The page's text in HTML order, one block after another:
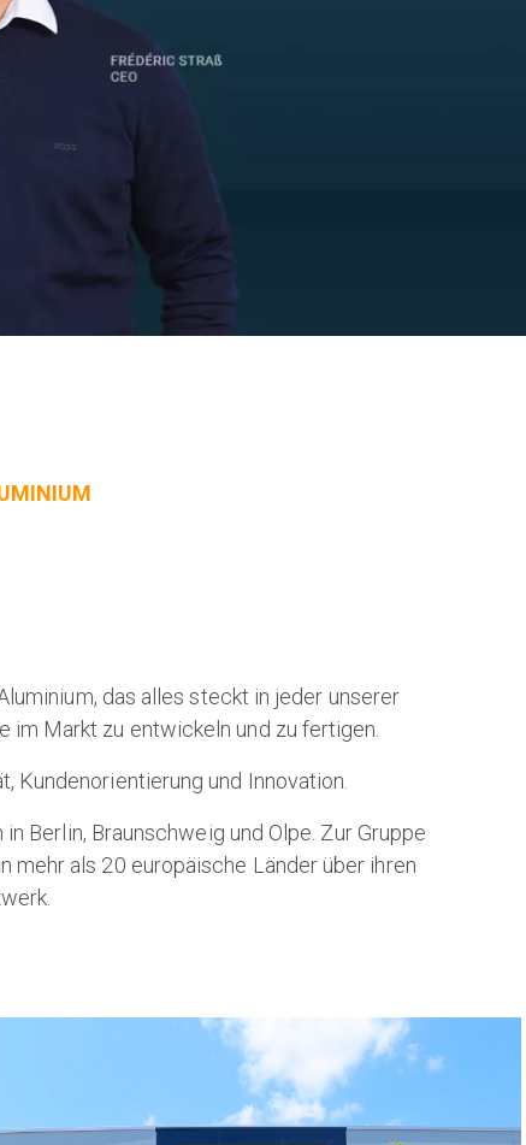
das alles steckt in jeder unserer
Markt zu entwickeln und zu fertigen.
und Innovation.
Berlin, Braunschweig und Olpe. Zur Gruppe
mehr als 20 europäische Länder über ihren